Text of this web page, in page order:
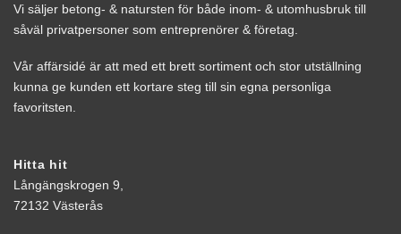
Vi säljer betong- & natursten för både inom- & utomhusbruk till
såväl privatpersoner som entreprenörer & företag.
Vår affärsidé är att med ett brett sortiment och stor utställning
kunna ge kunden ett kortare steg till sin egna personliga
favoritsten.
Hitta hit
Långängskrogen 9,
72132 Västerås